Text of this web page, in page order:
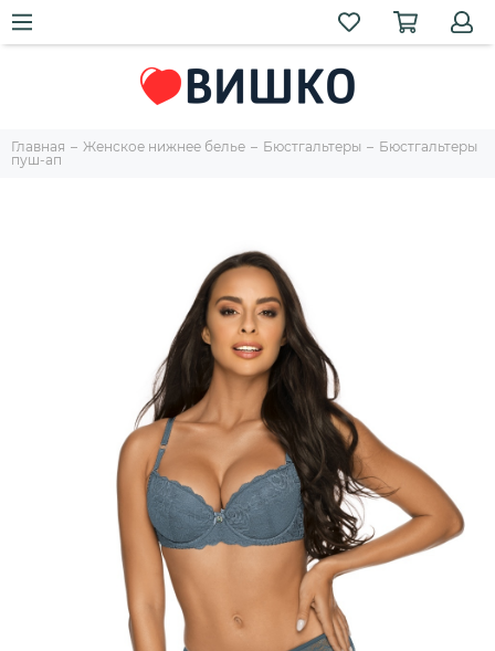
Главная Женское нижнее белье Бюстгальтеры
Бюстгальтеры
пуш-ап